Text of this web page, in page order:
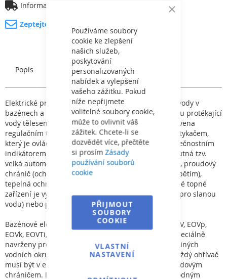
Close
Používáme soubory
cookie ke zlepšení
našich služeb,
poskytování
personalizovaných
nabídek a vylepšení
vašeho zážitku. Pokud
níže nepřijmete
volitelné soubory cookie,
může to ovlivnit váš
zážitek. Chcete-li se
dozvědět více, přečtěte
si prosímZásady
používání souborů
cookie
PŘIJMOUT
SOUBORY
COOKIE
VLASTNÍ
NASTAVENÍ
Informace o dopravě
Zeptejte se na produkt
Popis Charakteristický
Elektrické průtokové ohřívače jsou určeny k ohřevu vody v
bazénech a vířivých vanách, činnost spočívá v ohřevu protékající
vody tělesem topení, teplota ohřívané vody je nastavena
regulačním termostatem. Topné těleso je spínáno stykačem,
který je ovládán výše uvedeným termostatem, bezpečnostním
indikátorem průtoku. Z tohoto důvodu je k topení nutná tzv.
velká automatika - 24 hodinový programátor filtrace, proudový
chránič (ochrana před nebezpečným dotykovým napětím),
tepelná ochrana motoru, stykač a spínač topení. Celé topné
zařízení je vyrobeno z nerezového materiálu titanu(pro slanou
vodu) nebo plastu.
Bazénové elektrické průtokové ohřívače vody typ EOV, EOVp,
EOVk, EOVTi, EOVnTi a EOVn jsou svou konstrukcí speciálně
navrženy pro vytápění bazénové vody, nebo vody v jiných
vodních okruzích s průtokem a teplotou do 40°C. Každý ohřívač
musí být v elektrické soustavě nainstalován za proudovým
chráničem. Doporučujeme tedy zařízení doplnit vhodným